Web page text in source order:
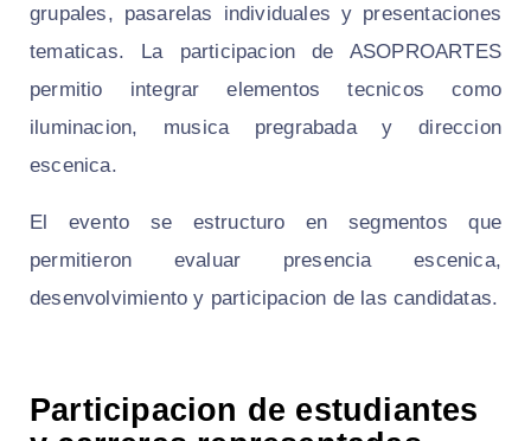
grupales, pasarelas individuales y presentaciones
tematicas. La participacion de ASOPROARTES
permitio integrar elementos tecnicos como
iluminacion, musica pregrabada y direccion
escenica.
El evento se estructuro en segmentos que
permitieron evaluar presencia escenica,
desenvolvimiento y participacion de las candidatas.
Participacion de estudiantes